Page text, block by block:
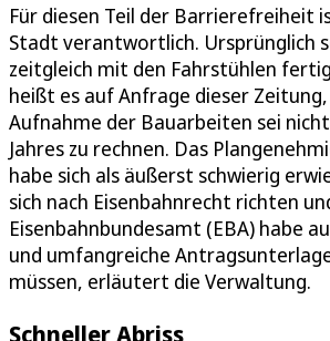
Für diesen Teil der Barrierefreiheit
Stadt verantwortlich. Ursprünglich
zeitgleich mit den Fahrstühlen
heißt es auf Anfrage dieser
Aufnahme der Bauarbeiten sei
Jahres zu rechnen. Das
habe sich als äußerst schwierig
sich nach Eisenbahnrecht richten
Eisenbahnbundesamt (EBA) habe
und umfangreiche
müssen, erläutert die Verwaltung.
Schneller Abriss